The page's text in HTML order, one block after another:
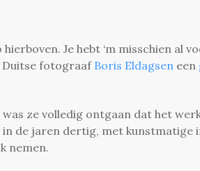
Je hebt ‘m misschien al
Duitse fotograaf Boris Eldagsen een
ze volledig ontgaan dat het
de jaren dertig, met kunstmatige
nemen.